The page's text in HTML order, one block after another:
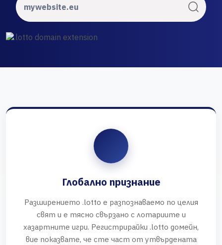
Глобално признание
Разширението .lotto е разпознаваемо по целия
свят и е тясно свързано с лотариите и
хазартните игри. Регистрирайки .lotto домейн,
вие показвате, че сте част от утвърдената